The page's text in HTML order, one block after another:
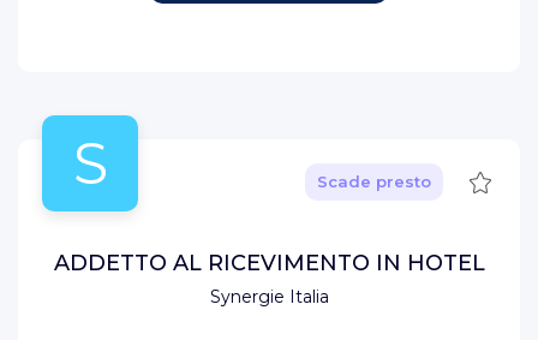
S
Synergie Italia
Scade presto Salva
ADDETTO AL RICEVIMENTO IN HOTEL